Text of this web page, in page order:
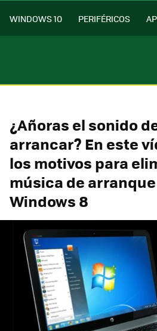
WINDOWS 10 PERIFÉRICOS
¿Añoras el sonido
arrancar? En este
los motivos para
música de
Windows 8